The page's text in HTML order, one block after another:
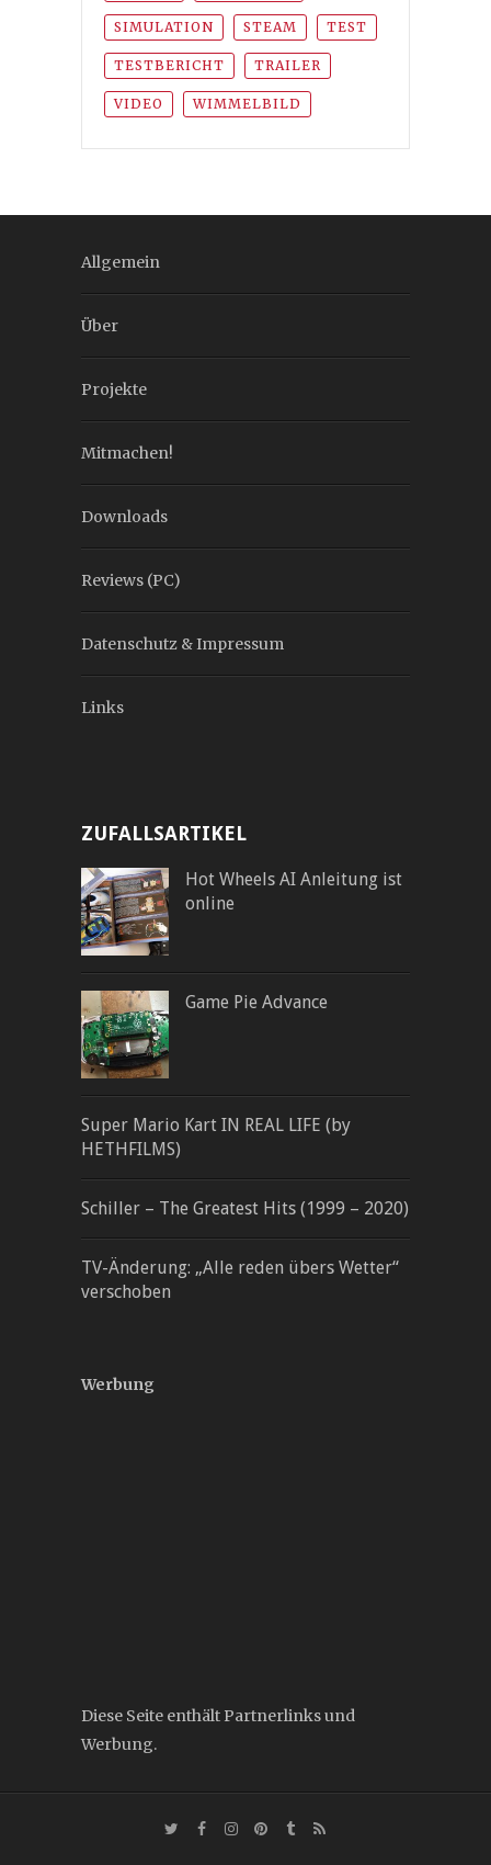
SIMULATION STEAM TEST
TESTBERICHT TRAILER
VIDEO WIMMELBILD
Allgemein
Über
Projekte
Mitmachen!
Downloads
Reviews (PC)
Datenschutz & Impressum
Links
ZUFALLSARTIKEL
Hot Wheels AI Anleitung ist
online
Game Pie Advance
Super Mario Kart IN REAL LIFE (by
HETHFILMS)
Schiller – The Greatest Hits (1999 – 2020)
TV-Änderung: „Alle reden übers Wetter“
verschoben
Werbung
Diese Seite enthält Partnerlinks und
Werbung.